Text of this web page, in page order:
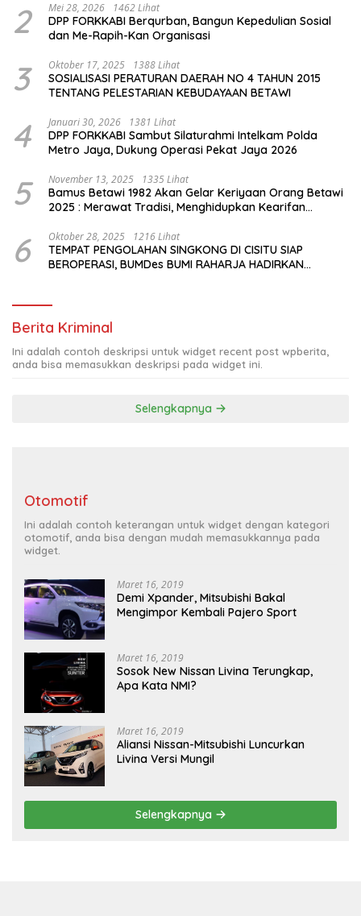
2 Mei 28, 2026 1462 Lihat
DPP FORKKABI Berqurban, Bangun Kepedulian Sosial
dan Me-Rapih-Kan Organisasi
3 Oktober 17, 2025 1388 Lihat
SOSIALISASI PERATURAN DAERAH NO 4 TAHUN 2015
TENTANG PELESTARIAN KEBUDAYAAN BETAWI
4 Januari 30, 2026 1381 Lihat
DPP FORKKABI Sambut Silaturahmi Intelkam Polda
Metro Jaya, Dukung Operasi Pekat Jaya 2026
5 November 13, 2025 1335 Lihat
Bamus Betawi 1982 Akan Gelar Keriyaan Orang Betawi
2025 : Merawat Tradisi, Menghidupkan Kearifan
6 Oktober 28, 2025 1216 Lihat
TEMPAT PENGOLAHAN SINGKONG DI CISITU SIAP
BEROPERASI, BUMDes BUMI RAHARJA HADIRKAN
Berita Kriminal
Ini adalah contoh deskripsi untuk widget recent post wpberita,
anda bisa memasukkan deskripsi pada widget ini.
Selengkapnya
Otomotif
Ini adalah contoh keterangan untuk widget dengan kategori
otomotif, anda bisa dengan mudah memasukkannya pada
widget.
Maret 16, 2019
Demi Xpander, Mitsubishi Bakal
Mengimpor Kembali Pajero Sport
Maret 16, 2019
Sosok New Nissan Livina Terungkap,
Apa Kata NMI?
Maret 16, 2019
Aliansi Nissan-Mitsubishi Luncurkan
Livina Versi Mungil
Selengkapnya